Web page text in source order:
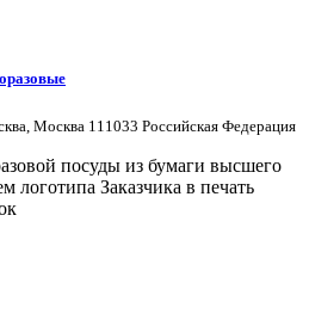
Москва 111033 Российская Федерация
посуды из бумаги высшего
логотипа Заказчика в печать